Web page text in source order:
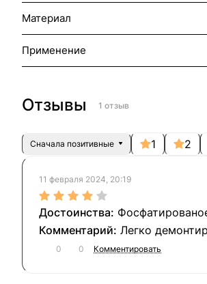
Материал
Применение
Отзывы 1 отзыв
Сначала позитивные 1 2
11 февраля 2024, 20:19
Легко
0 0 Комментировать